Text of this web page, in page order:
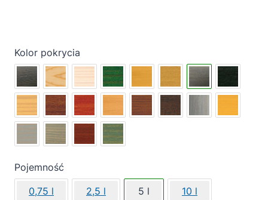
Kolor pokrycia
Pojemność
0,75 l
2,5 l 5 l 10 l